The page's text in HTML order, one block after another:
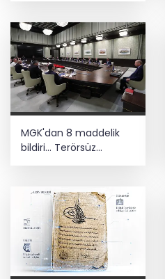
dönem
MGK'dan 8 maddelik
bildiri... Terörsüz
mesajı